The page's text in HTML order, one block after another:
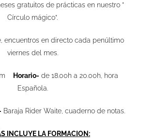
gratuitos de prácticas en nuestro ”
Círculo mágico”.
encuentros en directo cada penúltimo
viernes del mes.
Horario- de 18.00h a 20.00h, hora
Española.
Baraja Rider Waite, cuaderno de notas.
INCLUYE LA FORMACION: